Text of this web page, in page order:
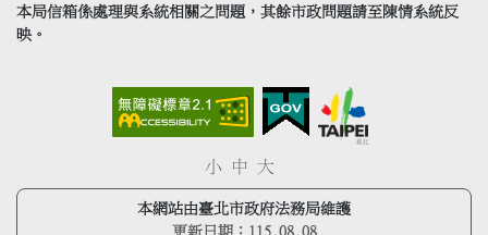
本局信箱係處理與系統相關之問題，其餘市政問題請至陳情系統反
映。
小 中 大
本網站由臺北市政府法務局維護
更新日期： 115.08.08